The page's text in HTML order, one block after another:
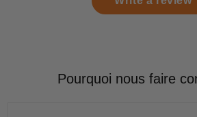
Pourquoi nous faire